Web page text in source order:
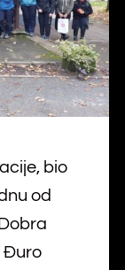
bio
od
Đuro